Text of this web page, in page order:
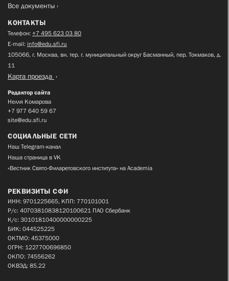
Все документы
КОНТАКТЫ
Телефон: +7 495 623 03 80
E-mail: info@edu.sfi.ru
105066, г. Москва, вн. тер. г. муниципальный округ Басманный, пер. Токмаков, д.
11
Карта проезда
Редактор сайта
Нелля Комарова
+7 977 640 59 67
site@edu.sfi.ru
СОЦИАЛЬНЫЕ СЕТИ
Наш Telegram-канал
Наша страница в VK
«Вестник Свято-Филаретовского института» на Academia
РЕКВИЗИТЫ СФИ
ИНН: 9701225665, КПП: 770101001
Р/с: 40703810838120100621 ПАО Сбербанк
К/с: 30101810400000000225
БИК: 044525225
ОКТМО: 45375000
ОГРН: 1227700696850
ОКПО: 74556262
ОКВЭД: 85.22